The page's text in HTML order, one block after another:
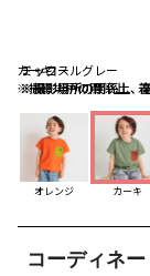
カーキ
※撮影場所の関係上、
チャコールグレー
※撮影場所の関係上、
ミックス
※撮影場所の関係上、
オレンジ カーキ
コーディネー